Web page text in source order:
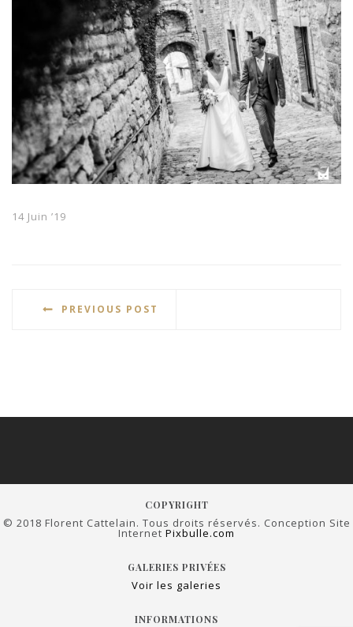
14 Juin ’19
PREVIOUS POST
COPYRIGHT
© 2018 Florent Cattelain. Tous droits réservés. Conception Site
Internet Pixbulle.com
GALERIES PRIVÉES
Voir les galeries
INFORMATIONS